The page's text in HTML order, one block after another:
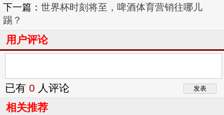
下一篇： 世界杯时刻将至，啤酒体育营销往哪儿
踢？
用户评论
已有 0 人评论
相关推荐